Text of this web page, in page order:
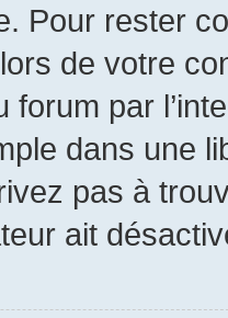
Pour rester
de votre
par
dans une
pas à
ait